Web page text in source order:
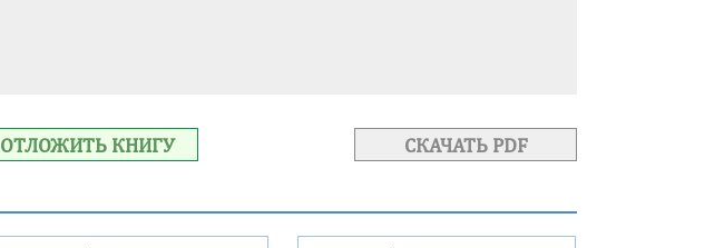
ОТЛОЖИТЬ КНИГУ СКАЧАТЬ PDF